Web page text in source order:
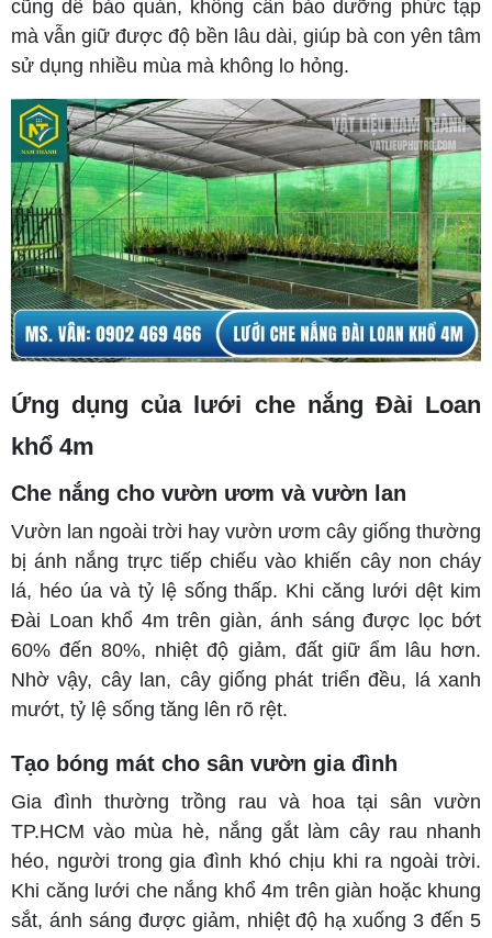
cũng dễ bảo quản, không cần bảo dưỡng phức tạp
mà vẫn giữ được độ bền lâu dài, giúp bà con yên tâm
sử dụng nhiều mùa mà không lo hỏng.
Ứng dụng của lưới che nắng Đài Loan
khổ 4m
Che nắng cho vườn ươm và vườn lan
Vườn lan ngoài trời hay vườn ươm cây giống thường
bị ánh nắng trực tiếp chiếu vào khiến cây non cháy
lá, héo úa và tỷ lệ sống thấp. Khi căng lưới dệt kim
Đài Loan khổ 4m trên giàn, ánh sáng được lọc bớt
60% đến 80%, nhiệt độ giảm, đất giữ ẩm lâu hơn.
Nhờ vậy, cây lan, cây giống phát triển đều, lá xanh
mướt, tỷ lệ sống tăng lên rõ rệt.
Tạo bóng mát cho sân vườn gia đình
Gia đình thường trồng rau và hoa tại sân vườn
TP.HCM vào mùa hè, nắng gắt làm cây rau nhanh
héo, người trong gia đình khó chịu khi ra ngoài trời.
Khi căng lưới che nắng khổ 4m trên giàn hoặc khung
sắt, ánh sáng được giảm, nhiệt độ hạ xuống 3 đến 5